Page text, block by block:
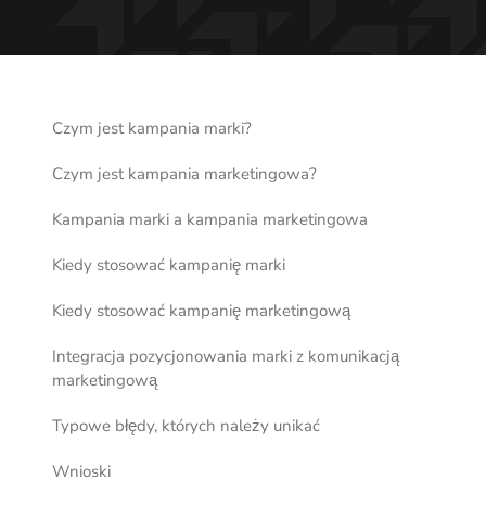
Czym jest kampania marki?
Czym jest kampania marketingowa?
Kampania marki a kampania marketingowa
Kiedy stosować kampanię marki
Kiedy stosować kampanię marketingową
Integracja pozycjonowania marki z komunikacją
marketingową
Typowe błędy, których należy unikać
Wnioski